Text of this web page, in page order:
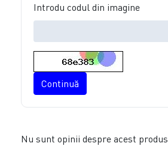
Introdu codul din imagine
Continuă
Nu sunt opinii despre acest produs.